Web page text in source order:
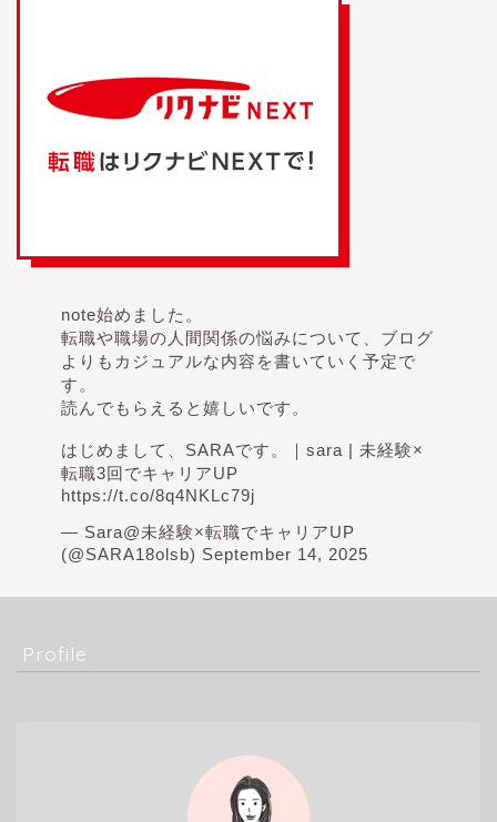
note始めました。
転職や職場の人間関係の悩みについて、ブログ
よりもカジュアルな内容を書いていく予定で
す。
読んでもらえると嬉しいです。
はじめまして、SARAです。｜sara | 未経験×
転職3回でキャリアUP
https://t.co/8q4NKLc79j
— Sara@未経験×転職でキャリアUP
(@SARA18olsb) September 14, 2025
Profile